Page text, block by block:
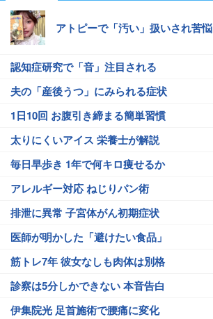
アトピーで「汚い」扱いされ苦悩
認知症研究で「音」注目される
夫の「産後うつ」にみられる症状
1日10回 お腹引き締まる簡単習慣
太りにくいアイス 栄養士が解説
毎日早歩き 1年で何キロ痩せるか
アレルギー対応 ねじりパン術
排泄に異常 子宮体がん初期症状
医師が明かした「避けたい食品」
筋トレ7年 彼女なしも肉体は別格
診察は5分しかできない 本音告白
伊集院光 足首施術で腰痛に変化